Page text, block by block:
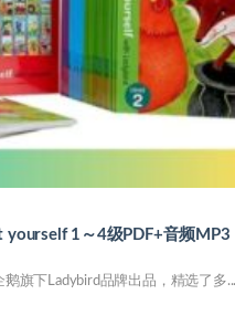
yourself 1～4级PDF+音频MP3
旗下Ladybird品牌出品，精选了多